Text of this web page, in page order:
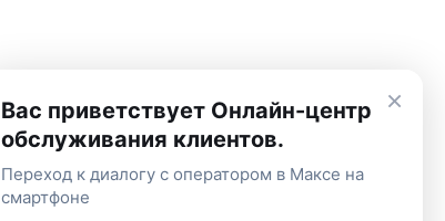
×
Вас приветствует Онлайн-центр
обслуживания клиентов.
Переход к диалогу с оператором в Максе на
смартфоне